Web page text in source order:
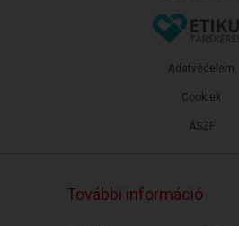
ÁSZF
Adatvédelem
Cookiek
További információ